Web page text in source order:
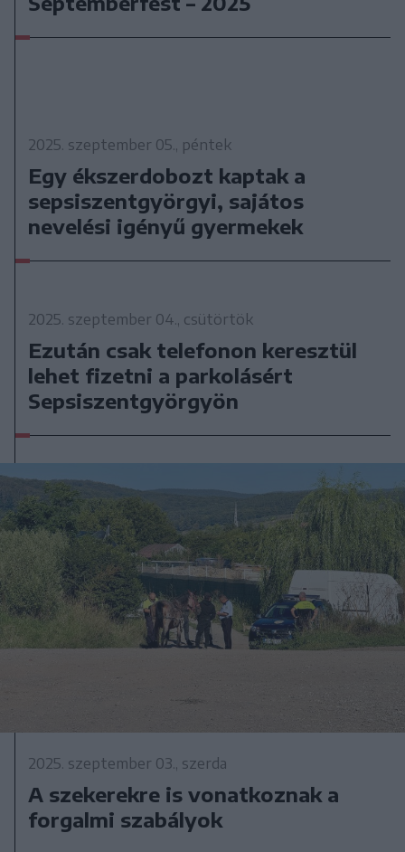
2025. szeptember 05., péntek
Egy ékszerdobozt kaptak a
sepsiszentgyörgyi, sajátos
nevelési igényű gyermekek
2025. szeptember 04., csütörtök
Ezután csak telefonon keresztül
lehet fizetni a parkolásért
Sepsiszentgyörgyön
2025. szeptember 03., szerda
A szekerekre is vonatkoznak a
forgalmi szabályok